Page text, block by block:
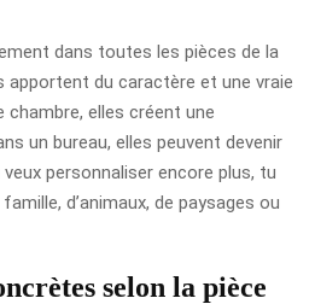
dans toutes les pièces de la
apportent du caractère et une vraie
chambre, elles créent une
un bureau, elles peuvent devenir
personnaliser encore plus, tu
d’animaux, de paysages ou
selon la pièce